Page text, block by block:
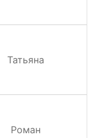
Татьяна
Роман